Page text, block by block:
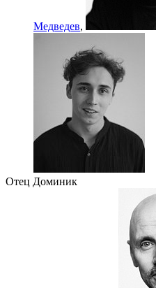
Медведев,
Отец Доминик